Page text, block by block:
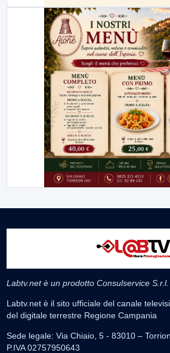
Labtv.net è un prodotto Consulservice S.r.l.
Labtv.net è il sito ufficiale del canale
del digitale terrestre Regione Campania
Sede legale: Via Chiaio, 5 - 83010 –
P.IVA 02757950643